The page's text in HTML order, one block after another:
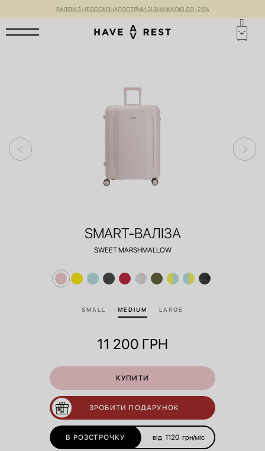
ВАЛІЗИ З НЕДОСКОНАЛОСТЯМИ ЗІ ЗНИЖКОЮ ДО -25%
SMART-ВАЛІЗА
SWEET MARSHMALLOW
SMALL MEDIUM LARGE
11 200 ГРН
КУПИТИ
ЗРОБИТИ ПОДАРУНОК
В РОЗСТРОЧКУ від 1120 грн/міс